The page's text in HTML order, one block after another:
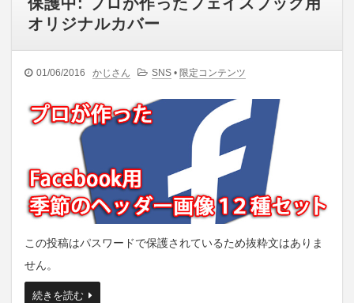
オリジナルカバー
01/06/2016 かじさん SNS • 限定コンテンツ
この投稿はパスワードで保護されているため抜粋文はありま
せん。
続きを読む